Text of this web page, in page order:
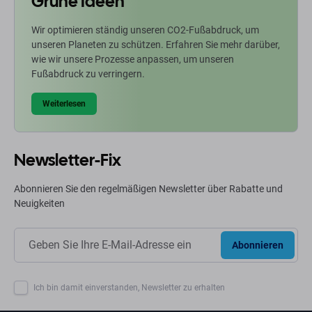
Wir optimieren ständig unseren CO2-Fußabdruck, um
unseren Planeten zu schützen. Erfahren Sie mehr darüber,
wie wir unsere Prozesse anpassen, um unseren
Fußabdruck zu verringern.
Weiterlesen
Newsletter-Fix
Abonnieren Sie den regelmäßigen Newsletter über Rabatte und
Neuigkeiten
Abonnieren
Ich bin damit einverstanden, Newsletter zu erhalten